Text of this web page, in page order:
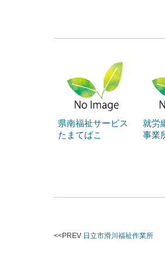
県南福祉サービス
たまてばこ
就労
事業
<<PREV 日立市滑川福祉作業所